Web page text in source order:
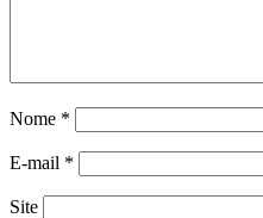
Nome *
E-mail *
Site